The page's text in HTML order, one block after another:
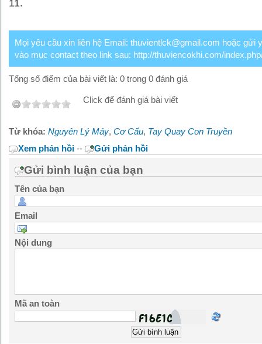
11.
Mọi yêu cầu xin liên hệ Email: thuvientlck@gmail.com hoặc gửi
vào mục contact theo link sau: http://thuviencokhi.com/
Tổng số điểm của bài viết là: 0 trong 0 đánh giá
Click để đánh giá bài viết
Từ khóa: Nguyên Lý Máy, Cơ Cấu, Tay Quay Con Truyền
Xem phản hồi -- Gửi phản hồi
Gửi bình luận của bạn
Tên của bạn
Email
Nội dung
Mã an toàn